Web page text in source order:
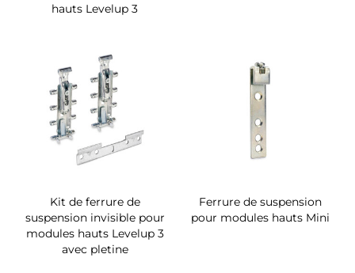
hauts Levelup 3
Kit de ferrure de
suspension invisible pour
modules hauts Levelup 3
avec pletine
Ferrure de suspension
pour modules hauts Mini